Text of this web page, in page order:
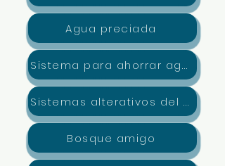
Agua preciada
Sistema para ahorrar agua potable
Sistemas alterativos del LabTA
Bosque amigo